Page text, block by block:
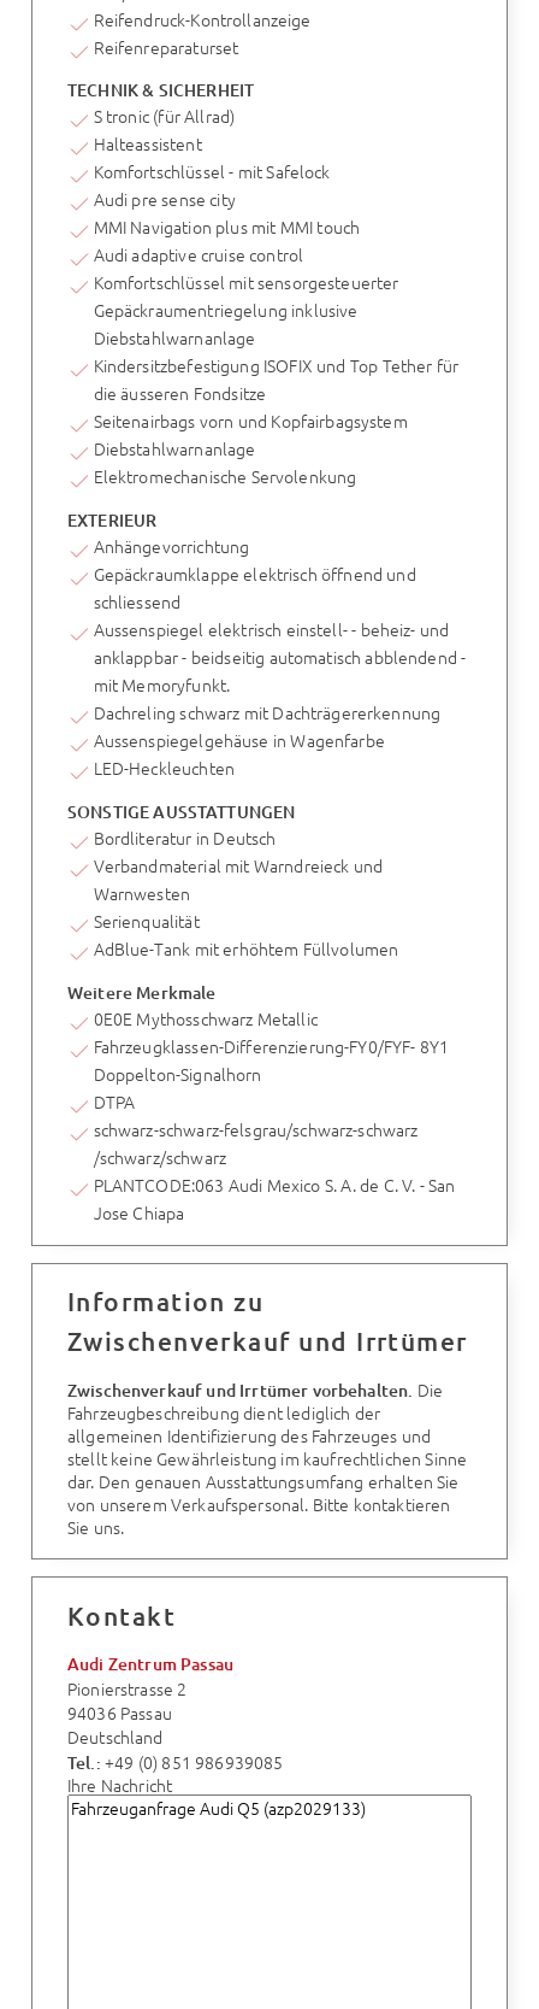
Reifendruck-Kontrollanzeige
Reifenreparaturset
TECHNIK & SICHERHEIT
S tronic (für Allrad)
Halteassistent
Komfortschlüssel - mit Safelock
Audi pre sense city
MMI Navigation plus mit MMI touch
Audi adaptive cruise control
Komfortschlüssel mit sensorgesteuerter
Gepäckraumentriegelung inklusive
Diebstahlwarnanlage
Kindersitzbefestigung ISOFIX und Top Tether für
die äusseren Fondsitze
Seitenairbags vorn und Kopfairbagsystem
Diebstahlwarnanlage
Elektromechanische Servolenkung
EXTERIEUR
Anhängevorrichtung
Gepäckraumklappe elektrisch öffnend und
schliessend
Aussenspiegel elektrisch einstell- - beheiz- und
anklappbar - beidseitig automatisch abblendend -
mit Memoryfunkt.
Dachreling schwarz mit Dachträgererkennung
Aussenspiegelgehäuse in Wagenfarbe
LED-Heckleuchten
SONSTIGE AUSSTATTUNGEN
Bordliteratur in Deutsch
Verbandmaterial mit Warndreieck und
Warnwesten
Serienqualität
AdBlue-Tank mit erhöhtem Füllvolumen
Weitere Merkmale
0E0E Mythosschwarz Metallic
Fahrzeugklassen-Differenzierung-FY0/FYF- 8Y1
Doppelton-Signalhorn
DTPA
schwarz-schwarz-felsgrau/schwarz-schwarz
/schwarz/schwarz
PLANTCODE:063 Audi Mexico S. A. de C. V. - San
Jose Chiapa
Information zu
Zwischenverkauf und Irrtümer
Zwischenverkauf und Irrtümer vorbehalten. Die
Fahrzeugbeschreibung dient lediglich der
allgemeinen Identifizierung des Fahrzeuges und
stellt keine Gewährleistung im kaufrechtlichen Sinne
dar. Den genauen Ausstattungsumfang erhalten Sie
von unserem Verkaufspersonal. Bitte kontaktieren
Sie uns.
Kontakt
Audi Zentrum Passau
Pionierstrasse 2
94036 Passau
Deutschland
Tel.: +49 (0) 851 986939085
Ihre Nachricht